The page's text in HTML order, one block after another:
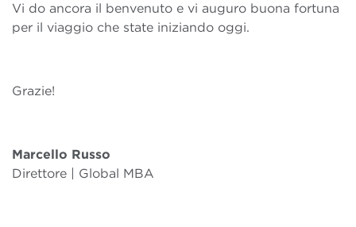
Vi do ancora il benvenuto e vi auguro buona fortuna
per il viaggio che state iniziando oggi.
Grazie!
Marcello Russo
Direttore | Global MBA